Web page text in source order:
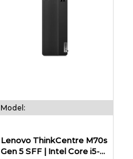
Model:
Lenovo ThinkCentre M70s
Gen 5 SFF | Intel Core i5-...